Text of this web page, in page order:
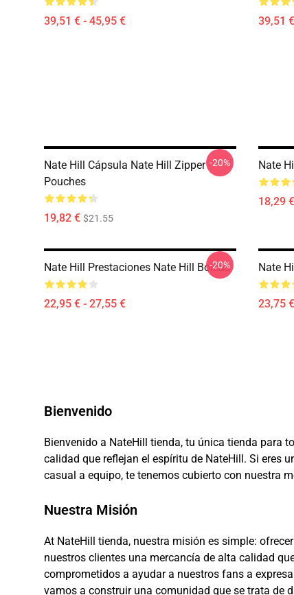
39,51 € - 45,95 € 39,51
Nate Hill Cápsula Nate Hill Zipper
Pouches
19,82 € $21.55
-20% Nate
18,29
Nate Hill Prestaciones Nate Hill Bolsas
22,95 € - 27,55 €
-20% Nate
23,75
Bienvenido
Bienvenido a NateHill tienda, tu única tienda para
calidad que reflejan el espíritu de NateHill. Si eres
casual a equipo, te tenemos cubierto con nuestra
Nuestra Misión
At NateHill tienda, nuestra misión es simple:
nuestros clientes una mercancía de alta calidad
comprometidos a ayudar a nuestros fans a
vamos a construir una comunidad que se trata de